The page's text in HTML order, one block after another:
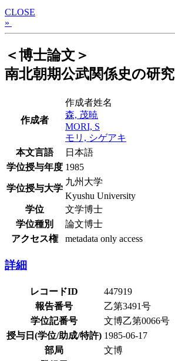
CLOSE
»
＜博士論文＞
南北朝期公武関係史の研究
作成者
作成者姓名
森, 茂暁
MORI, S
モリ, シゲアキ
本文言語
日本語
学位授与年度 1985
学位授与大学
九州大学
Kyushu University
学位
文学博士
学位種別
論文博士
アクセス権
metadata only access
詳細
レコードID
447919
報告番号
乙第3491号
学位記番号
文博乙第0066号
授与日(学位/助成/特許) 1985-06-17
部局
文博